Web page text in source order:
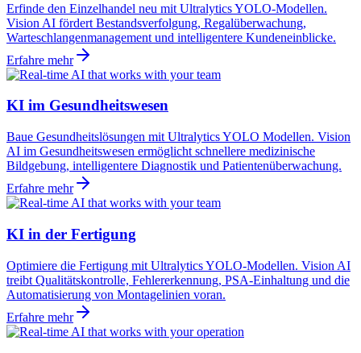
Erfinde den Einzelhandel neu mit Ultralytics YOLO-Modellen.
Vision AI fördert Bestandsverfolgung, Regalüberwachung,
Warteschlangenmanagement und intelligentere Kundeneinblicke.
Erfahre mehr
KI im Gesundheitswesen
Baue Gesundheitslösungen mit Ultralytics YOLO Modellen. Vision
AI im Gesundheitswesen ermöglicht schnellere medizinische
Bildgebung, intelligentere Diagnostik und Patientenüberwachung.
Erfahre mehr
KI in der Fertigung
Optimiere die Fertigung mit Ultralytics YOLO-Modellen. Vision AI
treibt Qualitätskontrolle, Fehlererkennung, PSA-Einhaltung und die
Automatisierung von Montagelinien voran.
Erfahre mehr